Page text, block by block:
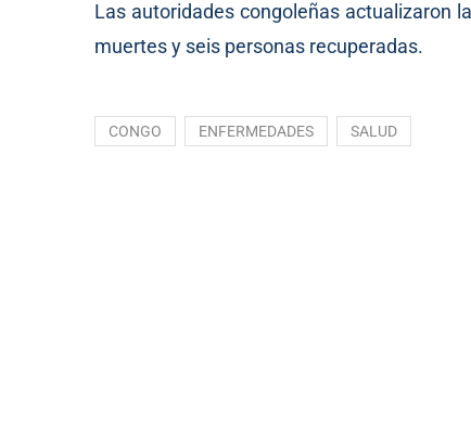
Las autoridades congoleñas actualizaron
muertes y seis personas recuperadas.
CONGO ENFERMEDADES SALUD